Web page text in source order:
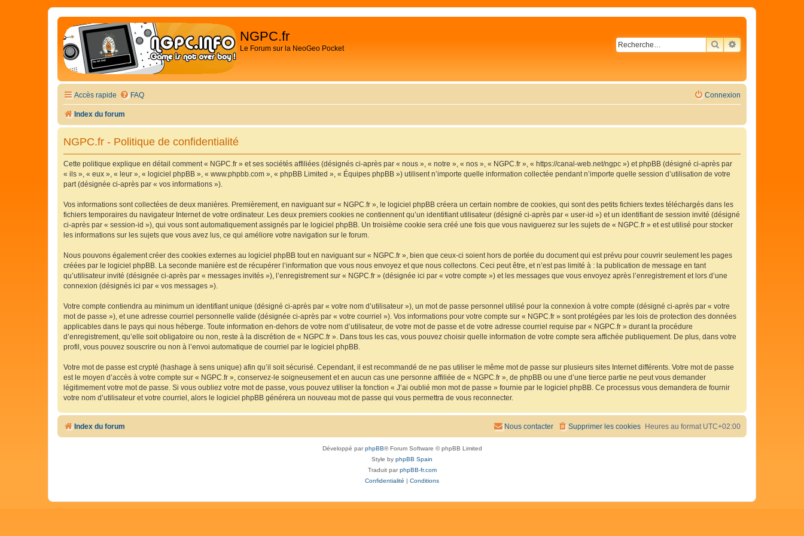
NGPC.fr
Le Forum sur la NeoGeo Pocket RECHERCHER
RECHERCHE
Accès rapide FAQ Connexion
Index du forum
NGPC.fr - Politique de confidentialité
Cette politique explique en détail comment « NGPC.fr » et ses sociétés affiliées (désignés ci-après par « nous », « notre », « nos », « NGPC.fr », « https://canal-web.net/ngpc ») et phpBB (désigné ci-après par
« ils », « eux », « leur », « logiciel phpBB », « www.phpbb.com », « phpBB Limited », « Équipes phpBB ») utilisent n’importe quelle information collectée pendant n’importe quelle session d’utilisation de votre
part (désignée ci-après par « vos informations »).
Vos informations sont collectées de deux manières. Premièrement, en naviguant sur « NGPC.fr », le logiciel phpBB créera un certain nombre de cookies, qui sont des petits fichiers textes téléchargés dans les
fichiers temporaires du navigateur Internet de votre ordinateur. Les deux premiers cookies ne contiennent qu’un identifiant utilisateur (désigné ci-après par « user-id ») et un identifiant de session invité (désigné
ci-après par « session-id »), qui vous sont automatiquement assignés par le logiciel phpBB. Un troisième cookie sera créé une fois que vous naviguerez sur les sujets de « NGPC.fr » et est utilisé pour stocker
les informations sur les sujets que vous avez lus, ce qui améliore votre navigation sur le forum.
Nous pouvons également créer des cookies externes au logiciel phpBB tout en naviguant sur « NGPC.fr », bien que ceux-ci soient hors de portée du document qui est prévu pour couvrir seulement les pages
créées par le logiciel phpBB. La seconde manière est de récupérer l’information que vous nous envoyez et que nous collectons. Ceci peut être, et n’est pas limité à : la publication de message en tant
qu’utilisateur invité (désignée ci-après par « messages invités »), l’enregistrement sur « NGPC.fr » (désignée ici par « votre compte ») et les messages que vous envoyez après l’enregistrement et lors d’une
connexion (désignés ici par « vos messages »).
Votre compte contiendra au minimum un identifiant unique (désigné ci-après par « votre nom d’utilisateur »), un mot de passe personnel utilisé pour la connexion à votre compte (désigné ci-après par « votre
mot de passe »), et une adresse courriel personnelle valide (désignée ci-après par « votre courriel »). Vos informations pour votre compte sur « NGPC.fr » sont protégées par les lois de protection des données
applicables dans le pays qui nous héberge. Toute information en-dehors de votre nom d’utilisateur, de votre mot de passe et de votre adresse courriel requise par « NGPC.fr » durant la procédure
d’enregistrement, qu’elle soit obligatoire ou non, reste à la discrétion de « NGPC.fr ». Dans tous les cas, vous pouvez choisir quelle information de votre compte sera affichée publiquement. De plus, dans votre
profil, vous pouvez souscrire ou non à l’envoi automatique de courriel par le logiciel phpBB.
Votre mot de passe est crypté (hashage à sens unique) afin qu’il soit sécurisé. Cependant, il est recommandé de ne pas utiliser le même mot de passe sur plusieurs sites Internet différents. Votre mot de passe
est le moyen d’accès à votre compte sur « NGPC.fr », conservez-le soigneusement et en aucun cas une personne affiliée de « NGPC.fr », de phpBB ou une d’une tierce partie ne peut vous demander
légitimement votre mot de passe. Si vous oubliez votre mot de passe, vous pouvez utiliser la fonction « J’ai oublié mon mot de passe » fournie par le logiciel phpBB. Ce processus vous demandera de fournir
votre nom d’utilisateur et votre courriel, alors le logiciel phpBB générera un nouveau mot de passe qui vous permettra de vous reconnecter.
Index du forum Heures au format UTC+02:00
Supprimer les cookies
Nous contacter
Développé parphpBB® Forum Software © phpBB Limited
Style by phpBB Spain
Traduit parphpBB-fr.com
Confidentialité
Conditions